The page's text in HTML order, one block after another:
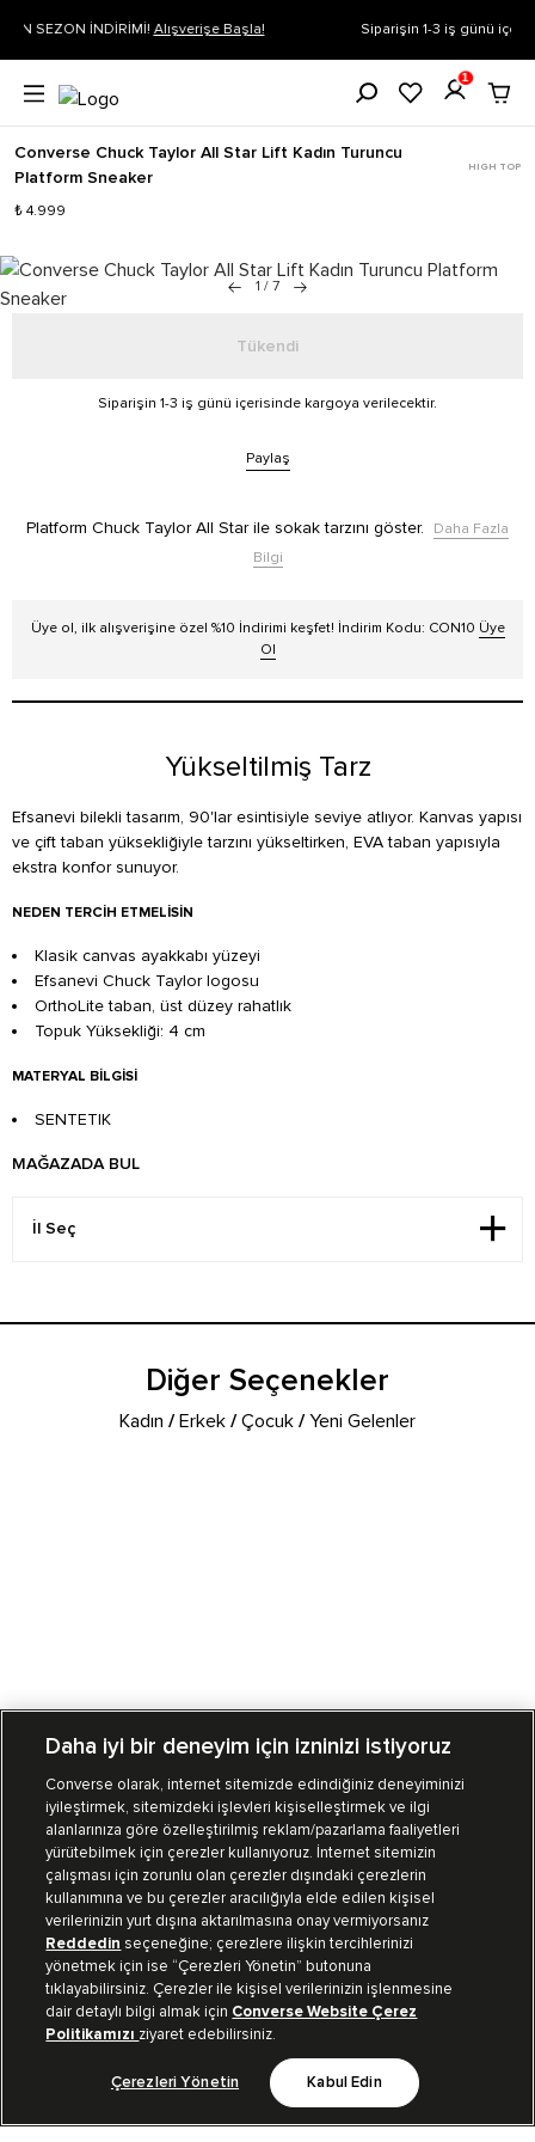
Siparişin 1-3 iş günü içerisinde kargoya verilecektir. Daha
1
Converse Chuck Taylor All Star Lift Kadın Turuncu
Platform Sneaker
HIGH TOP
₺ 4.999
1 / 7
Tükendi
Siparişin 1-3 iş günü içerisinde kargoya verilecektir.
Paylaş
Platform Chuck Taylor All Star ile sokak tarzını göster.
Daha Fazla
Bilgi
Üye ol, ilk alışverişine özel %10 İndirimi keşfet! İndirim Kodu: CON10 Üye
Ol
Yükseltilmiş Tarz
Efsanevi bilekli tasarım, 90'lar esintisiyle seviye atlıyor. Kanvas yapısı
ve çift taban yüksekliğiyle tarzını yükseltirken, EVA taban yapısıyla
ekstra konfor sunuyor.
NEDEN TERCIH ETMELISIN
Klasik canvas ayakkabı yüzeyi
Efsanevi Chuck Taylor logosu
OrthoLite taban, üst düzey rahatlık
Topuk Yüksekliği: 4 cm
MATERYAL BILGISI
SENTETIK
MAĞAZADA BUL
Diğer Seçenekler
Kadın /Erkek /Çocuk /Yeni Gelenler
Mağazalarımız Sipariş Takibi
Müşteri İlişkileri
Koleksiyon
Kurumsal
Bizi Takip Et
Daha iyi bir deneyim için izninizi istiyoruz
Converse olarak, internet sitemizde edindiğiniz deneyiminizi
iyileştirmek, sitemizdeki işlevleri kişiselleştirmek ve ilgi
alanlarınıza göre özelleştirilmiş reklam/pazarlama faaliyetleri
yürütebilmek için çerezler kullanıyoruz. İnternet sitemizin
çalışması için zorunlu olan çerezler dışındaki çerezlerin
kullanımına ve bu çerezler aracılığıyla elde edilen kişisel
verilerinizin yurt dışına aktarılmasına onay vermiyorsanız
Reddedin seçeneğine; çerezlere ilişkin tercihlerinizi
yönetmek için ise “Çerezleri Yönetin” butonuna
tıklayabilirsiniz. Çerezler ile kişisel verilerinizin işlenmesine
dair detaylı bilgi almak için Converse Website Çerez
Politikamızı ziyaret edebilirsiniz.
Çerezleri Yönetin Kabul Edin